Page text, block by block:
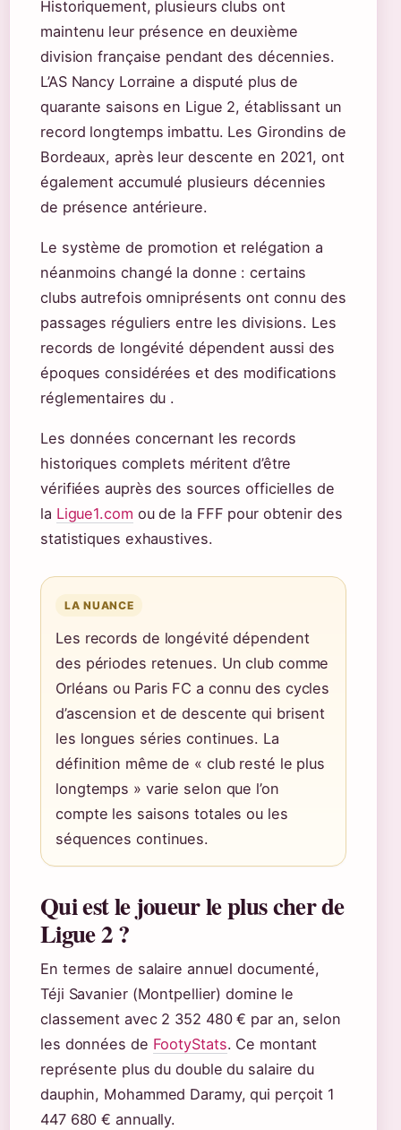
Historiquement, plusieurs clubs ont
maintenu leur présence en deuxième
division française pendant des décennies.
L’AS Nancy Lorraine a disputé plus de
quarante saisons en Ligue 2, établissant un
record longtemps imbattu. Les Girondins de
Bordeaux, après leur descente en 2021, ont
également accumulé plusieurs décennies
de présence antérieure.
Le système de promotion et relégation a
néanmoins changé la donne : certains
clubs autrefois omniprésents ont connu des
passages réguliers entre les divisions. Les
records de longévité dépendent aussi des
époques considérées et des modifications
réglementaires du .
Les données concernant les records
historiques complets méritent d’être
vérifiées auprès des sources officielles de
la Ligue1.com ou de la FFF pour obtenir des
statistiques exhaustives.
LA NUANCE
Les records de longévité dépendent
des périodes retenues. Un club comme
Orléans ou Paris FC a connu des cycles
d’ascension et de descente qui brisent
les longues séries continues. La
définition même de « club resté le plus
longtemps » varie selon que l’on
compte les saisons totales ou les
séquences continues.
Qui est le joueur le plus cher de
Ligue 2 ?
En termes de salaire annuel documenté,
Téji Savanier (Montpellier) domine le
classement avec 2 352 480 € par an, selon
les données de FootyStats. Ce montant
représente plus du double du salaire du
dauphin, Mohammed Daramy, qui perçoit 1
447 680 € annually.